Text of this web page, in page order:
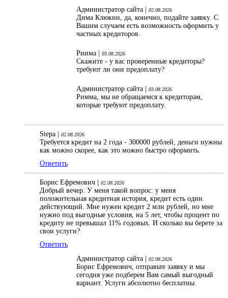
Администратор сайта |
02.08.2026
Дима Клюкин, да, конечно, подайте заявку. С
Вашим случаем есть возможность оформить у
частных кредиторов.
Риима | 03.08.2026
Скажите - у вас проверенные кредиторы?
требуют ли они предоплату?
Администратор сайта | 03.08.2026
Римма, мы не обращаемся к кредиторам,
которые требуют предоплату.
Stepa | 02.08.2026
Требуется кредит на 2 года - 300000 рублей, деньги нужны
как можно скорее, как это можно быстро оформить.
Ответить
Борис Ефремович | 02.08.2026
Добрый вечер. У меня такой вопрос: у меня
положительная кредитная история, кредит есть один
действующий. Мне нужен кредит 2 млн рублей, но мне
нужно под выгодные условия, на 5 лет, чтобы процент по
кредиту не превышал 11% годовых. И сколько вы берете за
свои услуги?
Ответить
Администратор сайта |
02.08.2026
Борис Ефремович, отправьте заявку и мы
сегодня уже подберем Вам самый выгодный
вариант. Услуги абсолютно бесплатны.